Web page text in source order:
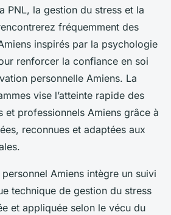
PNL, la gestion du stress et la
fréquemment des
inspirés par la psychologie
renforcer la confiance en soi
personnelle Amiens. La
vise l’atteinte rapide des
et professionnels Amiens grâce à
reconnues et adaptées aux
personnel Amiens intègre un suivi
technique de gestion du stress
et appliquée selon le vécu du